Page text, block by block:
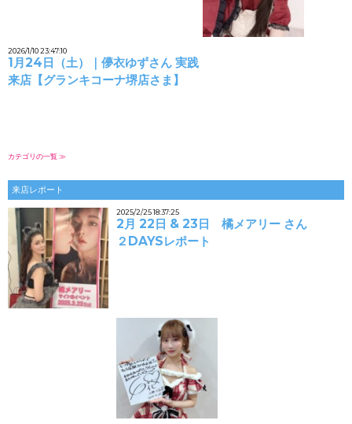
2026/1/10 23:47:10
1月24日（土）｜儚衣ゆずさん 実践
来店【グランキコーナ堺店さま】
カテゴリの一覧 ≫
来店レポート
2025/2/25 18:37:25
2月 22日 & 23日 橘メアリー さん
２DAYSレポート